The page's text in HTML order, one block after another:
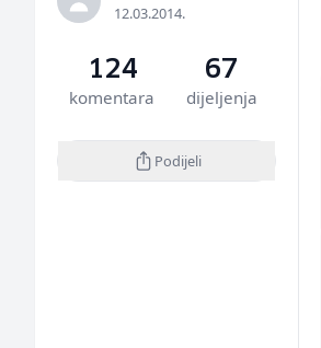
12.03.2014.
124
komentara
67
dijeljenja
Podijeli